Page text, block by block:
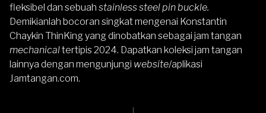
fleksibel dan sebuah stainless steel pin buckle.
Demikianlah bocoran singkat mengenai Konstantin
Chaykin ThinKing yang dinobatkan sebagai jam tangan
mechanicaltertipis 2024. Dapatkan koleksi jam tangan
lainnya dengan mengunjungi website/aplikasi
Jamtangan.com.